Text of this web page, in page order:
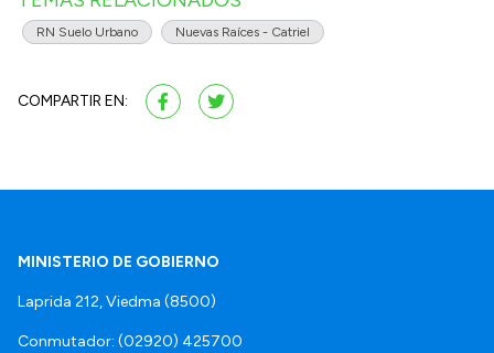
RN Suelo Urbano Nuevas Raíces - Catriel
COMPARTIR EN:
MINISTERIO DE GOBIERNO
Laprida 212, Viedma (8500)
Conmutador: (02920) 425700